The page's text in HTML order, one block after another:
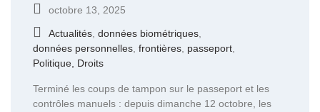
octobre 13, 2025
Actualités données biométriques
données personnelles frontières passeport
Politique, Droits
Terminé les coups de tampon sur le passeport et les
contrôles manuels : depuis dimanche 12 octobre, les